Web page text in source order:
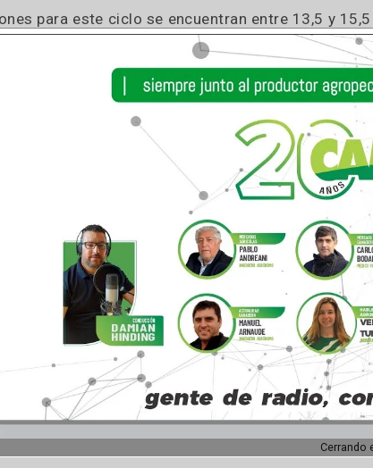
estimaciones locales, el USDA, recortó
USDA ajustó a la baja sus estimaciones
las exportaciones cayeron un
participación nacional en los envíos
campaña (aunque por debajo del ciclo 2021/
para este ciclo se encuentran entre
dieron cierto alivio al cultivo.
BCP, la condición del cultivo oscila entre
caídas en el último mes,
poco dinamismo el mercado. Si bien las
por debajo de lo proyectado
la cosecha.
ascienden a 12,3 M Tn, de las cuales 7,3